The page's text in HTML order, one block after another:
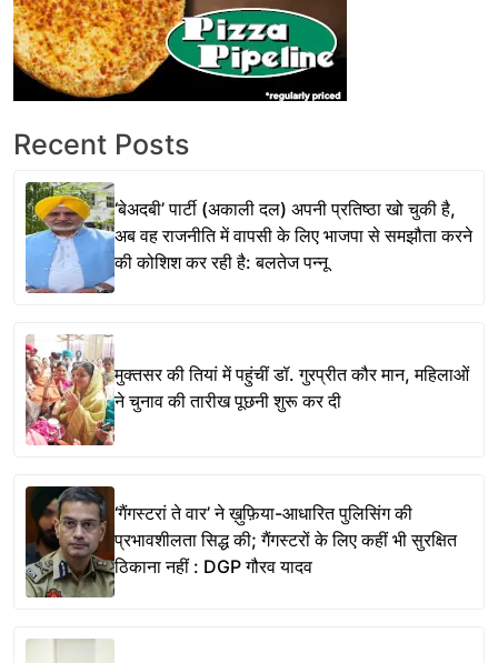
Recent Posts
‘बेअदबी’ पार्टी (अकाली दल) अपनी प्रतिष्ठा खो चुकी है,
अब वह राजनीति में वापसी के लिए भाजपा से समझौता करने
की कोशिश कर रही है: बलतेज पन्नू
मुक्तसर की तियां में पहुंचीं डॉ. गुरप्रीत कौर मान, महिलाओं
ने चुनाव की तारीख पूछनी शुरू कर दी
‘गैंगस्टरां ते वार’ ने ख़ुफ़िया-आधारित पुलिसिंग की
प्रभावशीलता सिद्ध की; गैंगस्टरों के लिए कहीं भी सुरक्षित
ठिकाना नहीं : DGP गौरव यादव